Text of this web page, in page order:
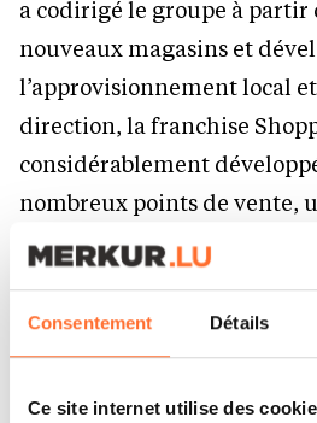
Consentement Détails
Ce site internet utilise des
a codirigé le groupe à partir
nouveaux magasins et
l’approvisionnement local
direction, la franchise
considérablement
nombreux points de vente,
commerce de détail
Nishant Fafalia
avec
banque numérique qui
crédit à travers l’Europe